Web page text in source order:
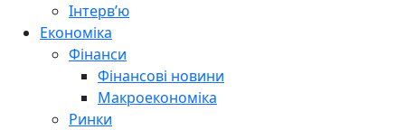
Інтерв’ю
Економіка
Фінанси
Фінансові новини
Макроекономіка
Ринки